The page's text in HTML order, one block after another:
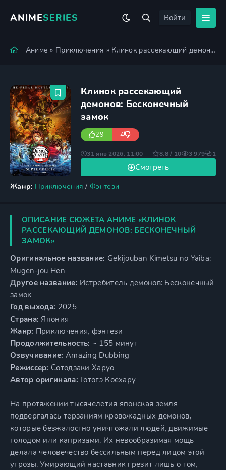
ANIMESERIES Войти
Аниме » Приключения » Клинок рассекающий демонов: Бесконечный замок
Клинок рассекающий
демонов: Бесконечный
замок
29 4
Жанр: Приключения / Фэнтези
Смотреть
31 янв 2026, 11:00 8.8 / 10 3 979 1
ОПИСАНИЕ СЮЖЕТА АНИМЕ «КЛИНОК
РАССЕКАЮЩИЙ ДЕМОНОВ: БЕСКОНЕЧНЫЙ
ЗАМОК»
Оригинальное название: Gekijouban Kimetsu no Yaiba:
Mugen-jou Hen
Другое название: Истребитель демонов: Бесконечный
замок
Год выхода: 2025
Страна: Япония
Жанр: Приключения, фэнтези
Продолжительность: ~ 155 минут
Озвучивание: Amazing Dubbing
Режиссер: Сотодзаки Харуо
Автор оригинала: Готогэ Коёхару
На протяжении тысячелетия японская земля
подвергалась терзаниям кровожадных демонов,
которые безжалостно уничтожали людей, движимые
голодом или капризами. Их невообразимая мощь
делала человечество бессильным перед лицом этой
угрозы. Умирающий наставник грезит лишь о том,